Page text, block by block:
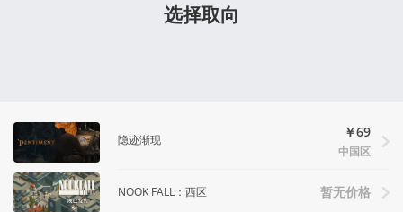
选择取向
隐迹渐现 ￥69
中国区
NOOK FALL：西区 暂无价格